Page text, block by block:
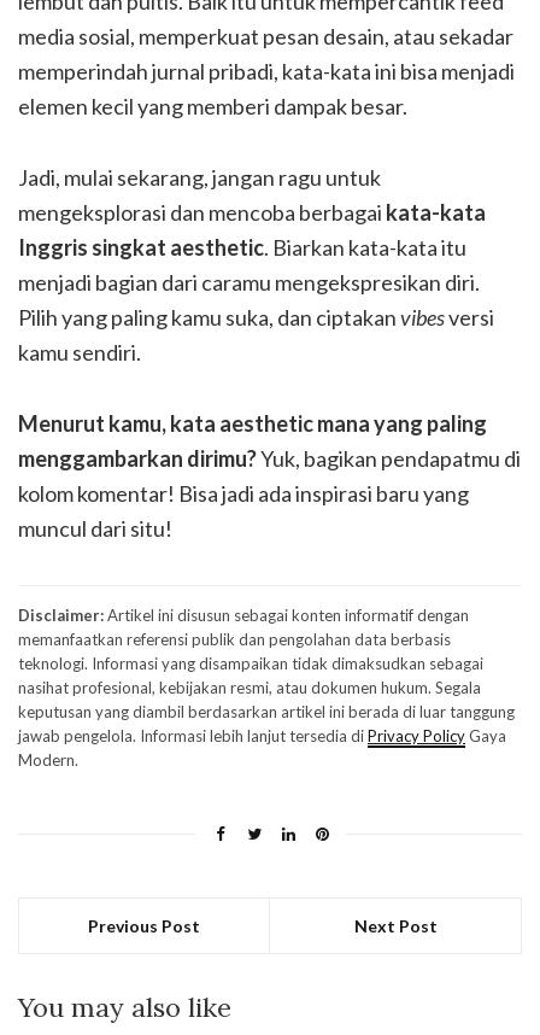
media sosial, memperkuat pesan desain, atau sekadar
memperindah jurnal pribadi, kata-kata ini bisa menjadi
elemen kecil yang memberi dampak besar.
Jadi, mulai sekarang, jangan ragu untuk
mengeksplorasi dan mencoba berbagai kata-kata
Inggris singkat aesthetic. Biarkan kata-kata itu
menjadi bagian dari caramu mengekspresikan diri.
Pilih yang paling kamu suka, dan ciptakanvibesversi
kamu sendiri.
Menurut kamu, kata aesthetic mana yang paling
menggambarkan dirimu?Yuk, bagikan pendapatmu di
kolom komentar! Bisa jadi ada inspirasi baru yang
muncul dari situ!
Disclaimer:Artikel ini disusun sebagai konten informatif dengan
memanfaatkan referensi publik dan pengolahan data berbasis
teknologi. Informasi yang disampaikan tidak dimaksudkan sebagai
nasihat profesional, kebijakan resmi, atau dokumen hukum. Segala
keputusan yang diambil berdasarkan artikel ini berada di luar tanggung
jawab pengelola. Informasi lebih lanjut tersedia diPrivacy PolicyGaya
Modern.
Previous Post Next Post
You may also like